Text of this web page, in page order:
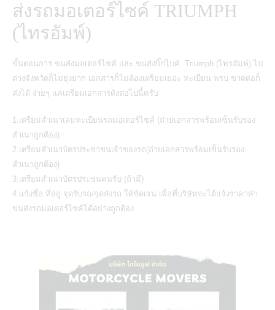
ส่งรถมอเตอร์ไซค์ TRIUMPH
(ไทรอัมพ์)
ขั้นตอนการ ขนส่งมอเตอร์ไซค์ และ ขนส่งบิ๊กไบค์ Triumph (ไทรอัมพ์) ไป
ต่างจังหวัดก็ไม่ยุ่งยาก เอกสารก็ไม่ต้องเตรียมเยอะ ทะเบียน พรบ ขาดต่อก็
ส่งได้ ง่ายๆ แค่เตรียมเอกสารดังต่อไปนี้ครับ
1.เตรียมสำเนาเล่มทะเบียนรถมอเตอร์ไซค์ (ถ่ายเอกสารพร้อมเซ็นรับรอง
สำเนาถูกต้อง)
2.เตรียมสำเนาบัตรประชาชนเจ้าของรถ(ถ่ายเอกสารพร้อมเซ็นรับรอง
สำเนาถูกต้อง)
3.เตรียมสำเนาบัตรประชนคนรับ (ถ้ามี)
4.แจ้งชื่อ ที่อยู่ จุดรับรถ/จุดส่งรถ ให้ชัดเจน เพื่อที่บริษัทจะได้แจ้งราคาค่า
ขนส่งรถมอเตอร์ไซค์ได้อย่างถูกต้อง